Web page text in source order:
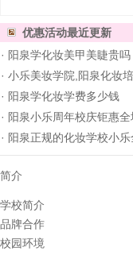
优惠活动最近更新
· 阳泉学化妆美甲美睫贵吗
· 小乐美妆学院,阳泉化妆
· 阳泉学化妆学费多少钱
· 阳泉小乐周年校庆钜惠全
· 阳泉正规的化妆学校小
简介
学校简介
品牌合作
校园环境